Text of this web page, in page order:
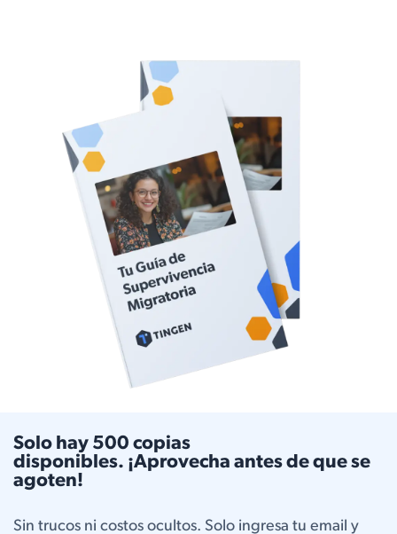
Solo hay 500 copias
disponibles. ¡Aprovecha antes de que se
agoten!
Sin trucos ni costos ocultos. Solo ingresa tu email y